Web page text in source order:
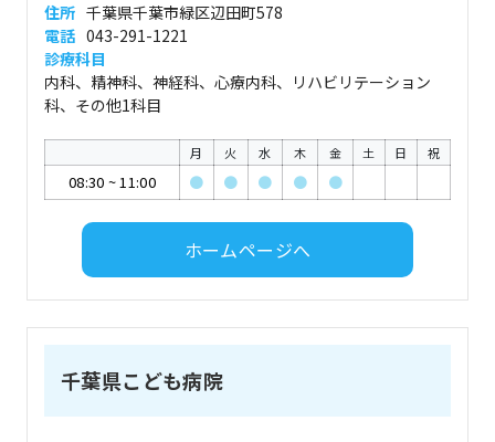
住所 千葉県千葉市緑区辺田町578
電話 043-291-1221
診療科目
内科、精神科、神経科、心療内科、リハビリテーション
科、その他1科目
月 火 水 木 金 土 日 祝
08:30 ~11:00 ● ● ● ● ●
ホームページへ
千葉県こども病院